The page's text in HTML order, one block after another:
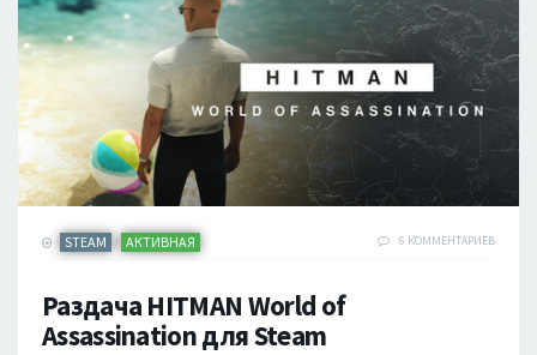
STEAM / АКТИВНАЯ 6 КОММЕНТАРИЕВ
Раздача HITMAN World of
Assassination для Steam